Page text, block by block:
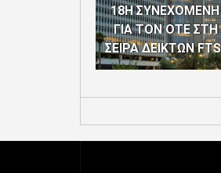
18Η ΣΥΝΕΧΟΜΕΝΗ
ΓΙΑ ΤΟΝ ΟΤΕ ΣΤΗ
ΣΕΙΡΑ ΔΕΙΚΤΩΝ